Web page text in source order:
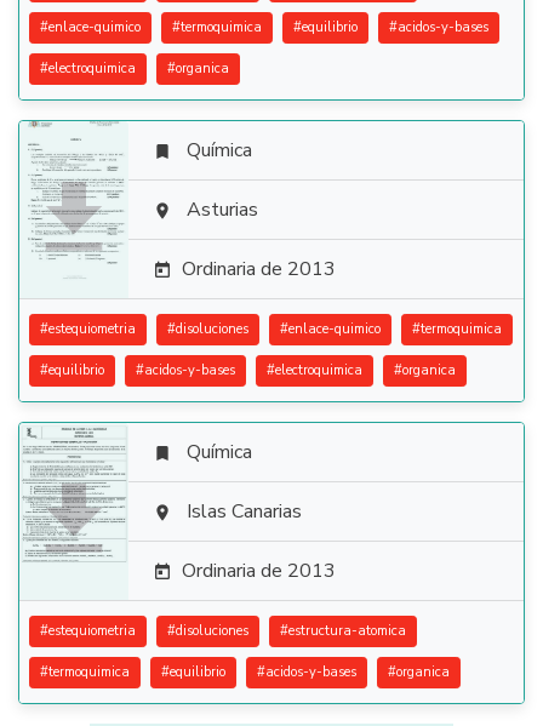
#enlace-quimico #termoquimica #equilibrio #acidos-y-bases
#electroquimica #organica

 Química
 Asturias
 Ordinaria de 2013
#estequiometria #disoluciones #enlace-quimico #termoquimica
#equilibrio #acidos-y-bases #electroquimica #organica

 Química
 Islas Canarias
 Ordinaria de 2013
#estequiometria #disoluciones #estructura-atomica
#termoquimica #equilibrio #acidos-y-bases #organica